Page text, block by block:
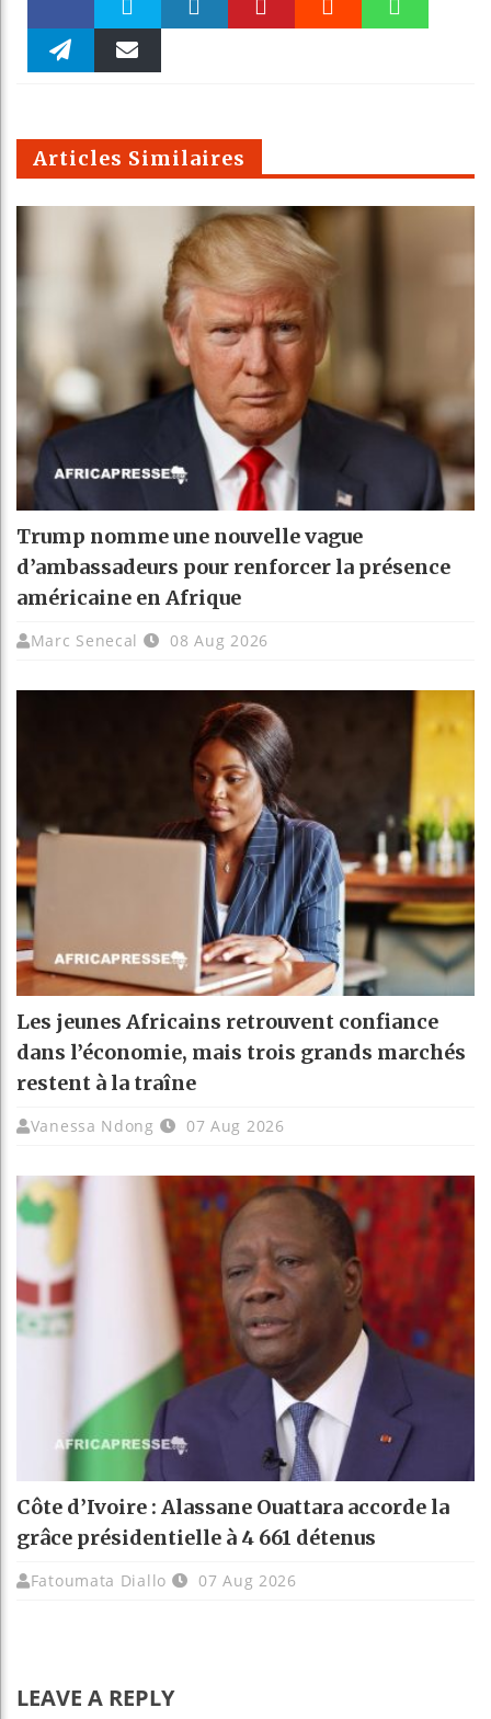
Faceboo Twitter
m
Articles Similaires
Trump nomme une nouvelle vague
d’ambassadeurs pour renforcer la présence
américaine en Afrique
Marc Senecal 08 Aug 2026
Les jeunes Africains retrouvent confiance
dans l’économie, mais trois grands marchés
restent à la traîne
Vanessa Ndong 07 Aug 2026
Côte d’Ivoire : Alassane Ouattara accorde la
grâce présidentielle à 4 661 détenus
Fatoumata Diallo 07 Aug 2026
LEAVE A REPLY